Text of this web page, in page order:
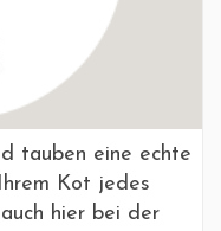
tauben eine echte
Kot jedes
hier bei der